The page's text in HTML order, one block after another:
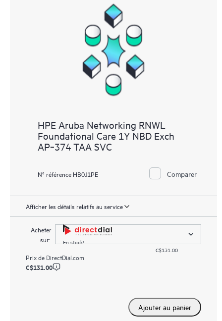
HPE Aruba Networking RNWL
Foundational Care 1Y NBD Exch
AP‑374 TAA SVC
N° référence HB0J1PE Comparer
Afficher les détails relatifs au service
Acheter
sur:
En stock!
C$131.00
Prix de DirectDial.com
C$131.00
Ajouter au panier